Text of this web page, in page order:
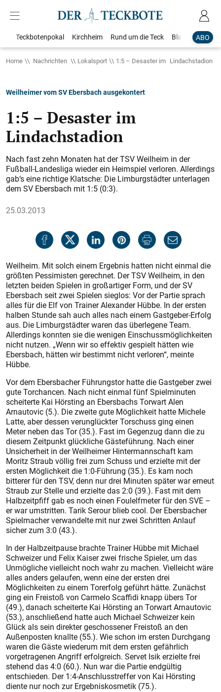
ABO
Teckbotenpokal Kirchheim Rund um die Teck Blaulicht
Home Nachrichten Lokalsport 1:5 – Desaster im Lindachstadion
Weilheimer vom SV Ebersbach ausgekontert
1:5 – Desaster im
Lindachstadion
Nach fast zehn Monaten hat der TSV Weilheim in der
Fußball-Landesliga wieder ein Heimspiel verloren. Allerdings
gab‘s eine richtige Klatsche: Die Limburgstädter unterlagen
dem SV Ebersbach mit 1:5 (0:3).
25.03.2013
Weilheim. Mit solch einem Ergebnis hatten nicht einmal die
größten Pessimisten gerechnet. Der TSV Weilheim, in den
letzten beiden Spielen in großartiger Form, und der SV
Ebersbach seit zwei Spielen sieglos: Vor der Partie sprach
alles für die Elf von Trainer Alexander Hübbe. In der ersten
halben Stunde sah auch alles nach einem Gastgeber-Erfolg
aus. Die Limburgstädter waren das überlegene Team.
Allerdings konnten sie die wenigen Einschussmöglichkeiten
nicht nutzen. „Wenn wir so effektiv gespielt hätten wie
Ebersbach, hätten wir bestimmt nicht verloren“, meinte
Hübbe.
Vor dem Ebersbacher Führungstor hatte die Gastgeber zwei
gute Torchancen. Nach nicht einmal fünf Spielminuten
scheiterte Kai Hörsting an Ebersbachs Torwart Alen
Arnautovic (5.). Die zweite gute Möglichkeit hatte Michele
Latte, aber dessen verunglückter Torschuss ging einen
Meter neben das Tor (35.). Fast im Gegenzug dann die zu
diesem Zeitpunkt glückliche Gästeführung. Nach einer
Unsicherheit in der Weilheimer Hintermannschaft kam
Moritz Straub völlig frei zum Schuss und erzielte mit der
ersten Möglichkeit die 1:0-Führung (35.). Es kam noch
bitterer für den TSV, denn nur drei Minuten später war erneut
Straub zur Stelle und erzielte das 2:0 (39.). Fast mit dem
Halbzeitpfiff gab es noch einen Foulelfmeter für den SVE –
er war umstritten. Tarik Serour blieb cool. Der Ebersbacher
Spielmacher verwandelte mit nur zwei Schritten Anlauf
sicher zum 3:0 (43.).
In der Halbzeitpause brachte Trainer Hübbe mit Michael
Schweizer und Felix Kaiser zwei frische Spieler, um das
Unmögliche vielleicht noch wahr zu machen. Vielleicht wäre
alles anders gelaufen, wenn eine der ersten drei
Möglichkeiten zu einem Torerfolg geführt hätte. Zunächst
ging ein Freistoß von Carmelo Scaffidi knapp übers Tor
(49.), danach scheiterte Kai Hörsting an Torwart Arnautovic
(53.), anschließend hatte auch Michael Schweizer kein
Glück als sein direkter geschossener Freistoß an den
Außenposten knallte (55.). Wie schon im ersten Durchgang
waren die Gäste wiederum mit dem ersten gefährlich
vorgetragenen Angriff erfolgreich. Servet Isik erzielte frei
stehend das 4:0 (60.). Nun war die Partie endgültig
entschieden. Der 1:4-Anschlusstreffer von Kai Hörsting
diente nur noch zur Ergebniskosmetik (75.).